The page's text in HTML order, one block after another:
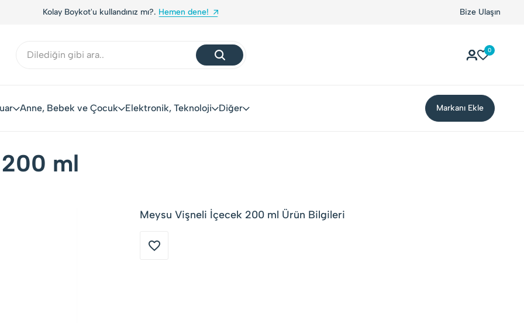
Kolay Boykot'u kullandınız mı?. Hemen dene! Bize Ulaşın
0
Anne, Bebek ve Çocuk Elektronik, Teknoloji Diğer Markanı Ekle
ml
Meysu Vişneli İçecek 200 ml Ürün Bilgileri